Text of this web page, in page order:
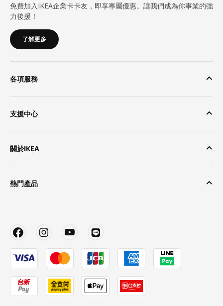
免費加入IKEA企業卡卡友，即享專屬優惠。讓我們成為你事業的強
力後援！
了解更多
各項服務
支援中心
關於IKEA
熱門產品